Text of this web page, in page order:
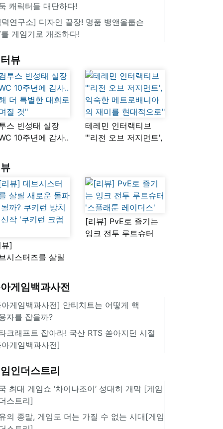
캐릭터들 대단하다!
연구소] 디자인 끝장! 명품 뱅앤올룹슨
게임기로 개조하다!
뷰
스 빈성태 실장
10주년에 감사..
질 것"
테레민 인터랙티브
"'리전 오브 저지먼트',
]
시스터즈를 살릴
런 방치형 신작
런 크럼블'
[리뷰] PvE로 즐기는
잉크 전투 루트슈터
게임백과사전
게임백과사전] 안티치트는 어떻게 핵
자를 잡을까?
크래프트 잡아라! 국산 RTS 쏟아지던 시절
게임백과사전]
인더스트리
최대 게임쇼 ‘차이나조이’ 성대히 개막 [게임
스트리]
의 종말, 게임도 더는 가질 수 없는 시대[게임